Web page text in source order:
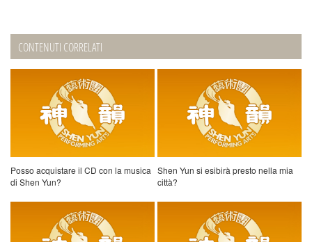
CONTENUTI CORRELATI
Posso acquistare il CD con la musica
di Shen Yun?
Shen Yun si esibirà presto nella mia
città?